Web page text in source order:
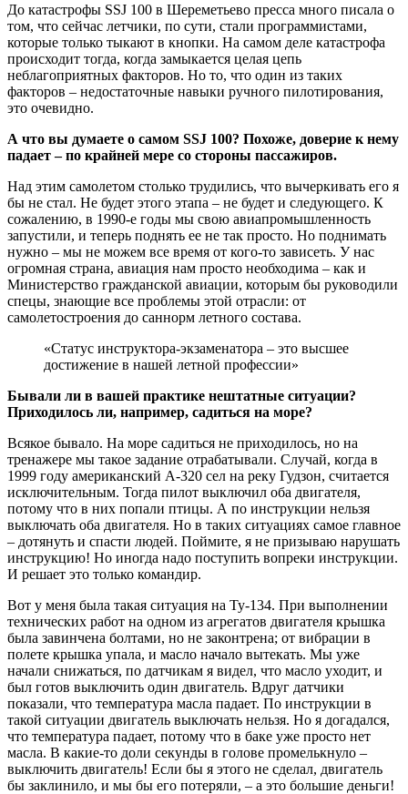
До катастрофы SSJ 100 в Шереметьево пресса много писала о
том, что сейчас летчики, по сути, стали программистами,
которые только тыкают в кнопки. На самом деле катастрофа
происходит тогда, когда замыкается целая цепь
неблагоприятных факторов. Но то, что один из таких
факторов – недостаточные навыки ручного пилотирования,
это очевидно.
А что вы думаете о самом SSJ 100? Похоже, доверие к нему
падает – по крайней мере со стороны пассажиров.
Над этим самолетом столько трудились, что вычеркивать его я
бы не стал. Не будет этого этапа – не будет и следующего. К
сожалению, в 1990-е годы мы свою авиапромышленность
запустили, и теперь поднять ее не так просто. Но поднимать
нужно – мы не можем все время от кого-то зависеть. У нас
огромная страна, авиация нам просто необходима – как и
Министерство гражданской авиации, которым бы руководили
спецы, знающие все проблемы этой отрасли: от
самолетостроения до саннорм летного состава.
«Статус инструктора-экзаменатора – это высшее
достижение в нашей летной профессии»
Бывали ли в вашей практике нештатные ситуации?
Приходилось ли, например, садиться на море?
Всякое бывало. На море садиться не приходилось, но на
тренажере мы такое задание отрабатывали. Случай, когда в
1999 году американский А-320 сел на реку Гудзон, считается
исключительным. Тогда пилот выключил оба двигателя,
потому что в них попали птицы. А по инструкции нельзя
выключать оба двигателя. Но в таких ситуациях самое главное
– дотянуть и спасти людей. Поймите, я не призываю нарушать
инструкцию! Но иногда надо поступить вопреки инструкции.
И решает это только командир.
Вот у меня была такая ситуация на Ту-134. При выполнении
технических работ на одном из агрегатов двигателя крышка
была завинчена болтами, но не законтрена; от вибрации в
полете крышка упала, и масло начало вытекать. Мы уже
начали снижаться, по датчикам я видел, что масло уходит, и
был готов выключить один двигатель. Вдруг датчики
показали, что температура масла падает. По инструкции в
такой ситуации двигатель выключать нельзя. Но я догадался,
что температура падает, потому что в баке уже просто нет
масла. В какие-то доли секунды в голове промелькнуло –
выключить двигатель! Если бы я этого не сделал, двигатель
бы заклинило, и мы бы его потеряли, – а это большие деньги!